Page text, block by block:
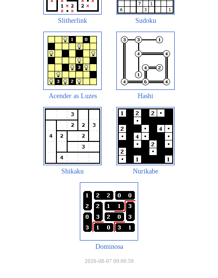
Slitherlink Sudoku
Acender as Luzes Hashi
Shikaku Nurikabe
Dominosa
2026-08-07 09:00:59